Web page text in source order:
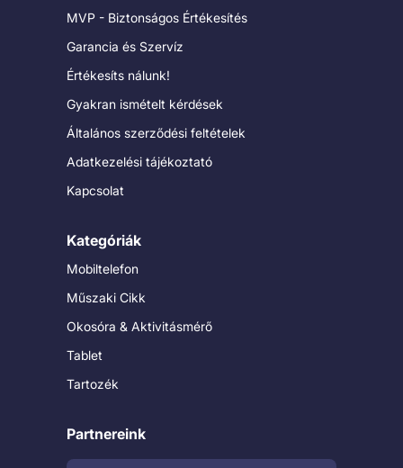
MVP - Biztonságos Értékesítés
Garancia és Szervíz
Értékesíts nálunk!
Gyakran ismételt kérdések
Általános szerződési feltételek
Adatkezelési tájékoztató
Kapcsolat
Kategóriák
Mobiltelefon
Műszaki Cikk
Okosóra & Aktivitásmérő
Tablet
Tartozék
Partnereink